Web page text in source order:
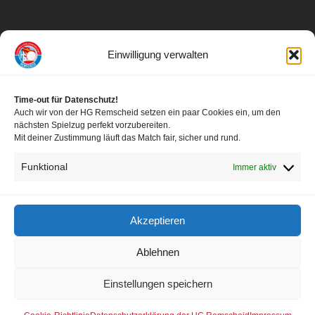
Einwilligung verwalten
Time-out für Datenschutz!
Auch wir von der HG Remscheid setzen ein paar Cookies ein, um den
nächsten Spielzug perfekt vorzubereiten.
Mit deiner Zustimmung läuft das Match fair, sicher und rund.
Funktional Immer aktiv
Akzeptieren
Ablehnen
Einstellungen speichern